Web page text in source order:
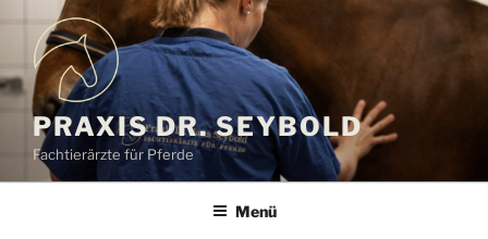
Inhalt
springen
PRAXIS DR. SEYBOLD
Fachtierärzte für Pferde
Menü